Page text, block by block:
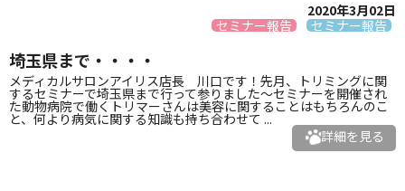
2020年3月02日
セミナー報告
セミナー報告
埼玉県まで・・・・
メディカルサロンアイリス店長 川口です！先月、トリミングに関
するセミナーで埼玉県まで行って参りました～セミナーを開催され
た動物病院で働くトリマーさんは美容に関することはもちろんのこ
と、何より病気に関する知識も持ち合わせて ...
詳細を見る